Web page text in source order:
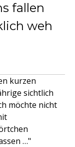
fallen
weh
kurzen
sichtlich
möchte nicht
…"